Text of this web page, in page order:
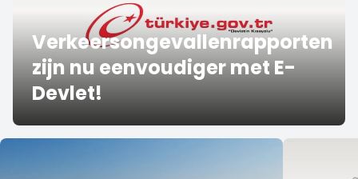
Verkeersongevallenrapporten
zijn nu eenvoudiger met E-
Devlet!